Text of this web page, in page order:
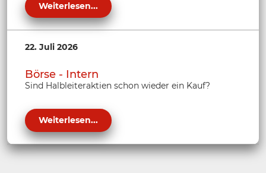
Weiterlesen...
22. Juli 2026
Börse - Intern
Sind Halbleiteraktien schon wieder ein Kauf?
Weiterlesen...